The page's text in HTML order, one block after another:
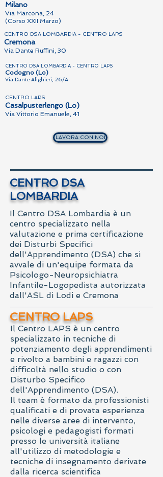
Milano
Via Marcona, 24
(Corso XXII Marzo)
CENTRO DSA LOMBARDIA - CENTRO LAPS
Cremona
Via Dante Ruffini, 30
CENTRO DSA LOMBARDIA - CENTRO LAPS
Codogno (Lo)
Via Dante Alighieri, 26/A
CENTRO LAPS
Casalpusterlengo (Lo)
Via Vittorio Emanuele, 41
LAVORA CON NOI
CENTRO DSA
LOMBARDIA
Il Centro DSA Lombardia è un
centro specializzato nella
valutazione e prima certificazione
dei Disturbi Specifici
dell'Apprendimento (DSA) che si
avvale di un'equipe formata da
Psicologo-Neuropsichiatra
Infantile-Logopedista autorizzata
dall'ASL di Lodi e Cremona
CENTRO LAPS
Il Centro LAPS è un centro
specializzato in tecniche di
potenziamento degli apprendimenti
e rivolto a bambini e ragazzi con
difficoltà nello studio o con
Disturbo Specifico
dell'Apprendimento (DSA).
Il team è formato da professionisti
qualificati e di provata esperienza
nelle diverse aree di intervento,
psicologi e pedagogisti formati
presso le università italiane
all'utilizzo di metodologie e
tecniche di insegnamento derivate
dalla ricerca scientifica